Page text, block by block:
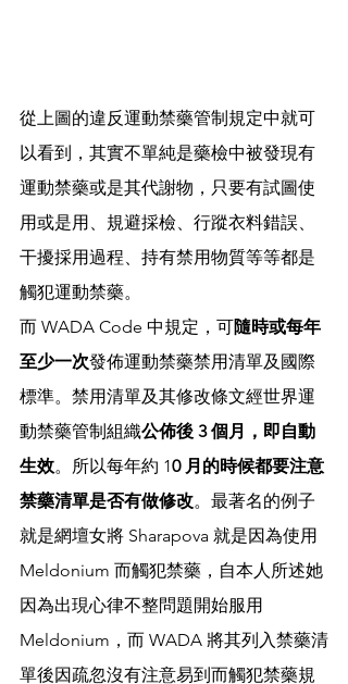
從上圖的違反運動禁藥管制規定中就可
以看到，其實不單純是藥檢中被發現有
運動禁藥或是其代謝物，只要有試圖使
用或是用、規避採檢、行蹤衣料錯誤、
干擾採用過程、持有禁用物質等等都是
觸犯運動禁藥。
而 WADA Code 中規定，可隨時或每年
至少一次發佈運動禁藥禁用清單及國際
標準。禁用清單及其修改條文經世界運
動禁藥管制組織公佈後 3 個月，即自動
生效。所以每年約 10 月的時候都要注意
禁藥清單是否有做修改。最著名的例子
就是網壇女將 Sharapova 就是因為使用
Meldonium 而觸犯禁藥，自本人所述她
因為出現心律不整問題開始服用
Meldonium，而 WADA 將其列入禁藥清
單後因疏忽沒有注意易到而觸犯禁藥規